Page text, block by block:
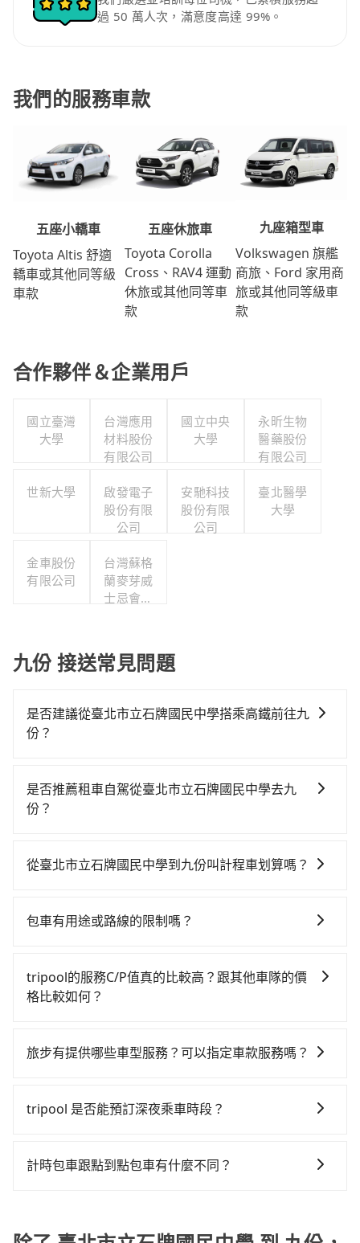
過 50 萬人次，滿意度高達 99%。
我們的服務車款
五座小轎車
Toyota Altis 舒適
轎車或其他同等級
車款
五座休旅車
Toyota Corolla
Cross、RAV4 運動
休旅或其他同等車
款
九座箱型車
Volkswagen 旗艦
商旅、Ford 家用商
旅或其他同等級車
款
合作夥伴＆企業用戶
國立臺灣
大學
台灣應用
材料股份
有限公司
國立中央
大學
永昕生物
醫藥股份
有限公司
世新大學
啟發電子
股份有限
公司
安馳科技
股份有限
公司
臺北醫學
大學
金車股份
有限公司
台灣蘇格
蘭麥芽威
士忌會所
九份 接送常見問題
是否建議從臺北市立石牌國民中學搭乘高鐵前往九
份？
高鐵較貴、費時，且難叫計程車前往高鐵站！南港-台北
雖然一天最多時有101班車次，從最早06:15到22:50，
的南港高鐵站，叫一輛計程車花費約5,200元、車程約
鐵從南港站前往台北高鐵站，每人票價40元，再用15分
地。全程加上轉車時間共5小時24分鐘，假設一人獨行，
交通費總計6,840元。不過花蓮縣領有合法執照的計程車
運攔到一輛小黃了，花蓮縣少部分小黃司機不按表收
元，費時3小時31分鐘。選擇搭乘高鐵而不預約包車，不
是否推薦租車自駕從臺北市立石牌國民中學去九
份？
在車上休息，那在花蓮縣花蓮市有約20間租車車行，比
約$1,500，九人座如Hyundai Starex或Volkswagen
單另計多數租車合約上都會載明每日里程限定200~400
公里，超過還會額外加收100~2,000元不等的費用。由
小轎車花費為$3,100或九人座$6,100。當然這金額比搭
要開車的親友的遊玩興緻。再者，租車地點可能離臺北
分鐘做簽約與車體檢查，甚至還要先自行加滿油，如遇
從臺北市立石牌國民中學到九份叫計程車划算嗎？
灣大車隊，如果在路邊攔不到車，也可考慮打電話至附
4,015~6,000元間，若改選tripool的專車服務可再更便
宜。但如果你無法提前預約，或偏好臨時叫車，那要注
的200倍之多。關於交通需要特別注意：像九份這樣的偏
代表你需要事先預約，並且要做好等待較久的心理準
坑受騙。雖然臺北市立石牌國民中學到九份的跳表小黃
包車有用途或路線的限制嗎？
何地方，只要是長途交通且途中遵守台灣法律，無論是
清明掃墓、包車旅遊、參加喜宴/喪禮、就醫回診、登山
班，或者任何跨縣市接送的需求，tripool都能滿足你。
週內寄出電子收據。
tripool的服務C/P值真的比較高？跟其他車隊的價
格比較如何？
市場上稍具規模且合法經營的業者，有以短程與城市為
KKDAY、KLOOK、叫車吧等。tripool旅步專注在長程
車。由於有高效的車輛調度能力，能以市價7~8折提供專
旅步有提供哪些車型服務？可以指定車款服務嗎？
指定車款服務的需求，可以先將您的需先提供旅步，會
tripool 是否能預訂深夜乘車時段？
計時包車跟點到點包車有什麼不同？
費，通常以每小時為單位，客戶可以根據自己的需要預